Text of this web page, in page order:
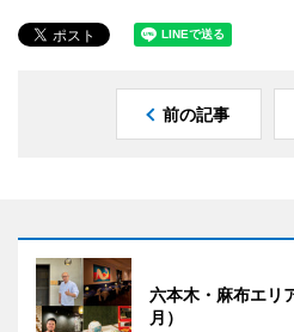
前の記事
六本木・麻布エリ
月）